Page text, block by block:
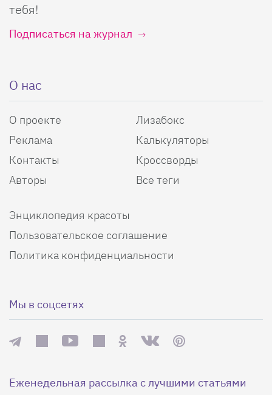
тебя!
Подписаться на журнал
О нас
О проекте
Реклама
Контакты
Авторы
Лизабокс
Калькуляторы
Кроссворды
Все теги
Энциклопедия красоты
Пользовательское соглашение
Политика конфиденциальности
Мы в соцсетях
Еженедельная рассылка с лучшими статьями